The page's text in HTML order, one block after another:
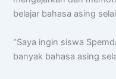
belajar bahasa asing
“Saya ingin siswa
banyak bahasa asing